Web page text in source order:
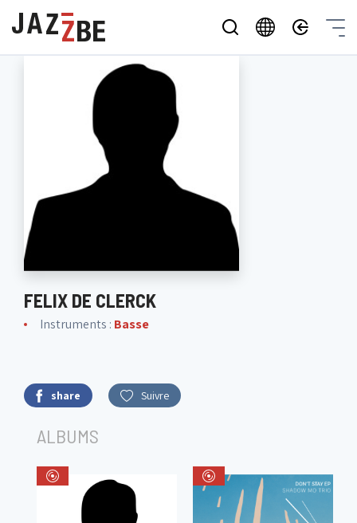
FELIX DE CLERCK
Instruments : Basse
share Suivre
ALBUMS